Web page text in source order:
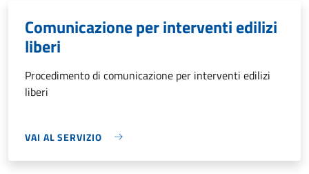
Comunicazione per interventi edilizi
liberi
Procedimento di comunicazione per interventi edilizi
liberi
VAI AL SERVIZIO